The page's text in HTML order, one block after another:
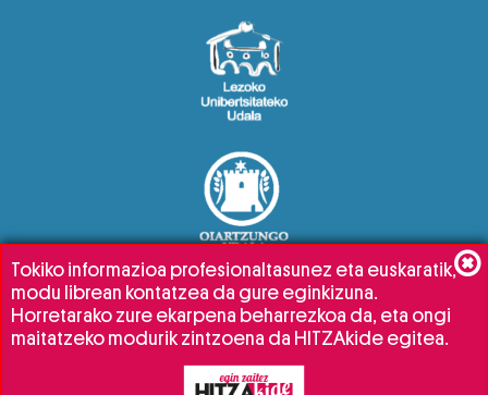
Tokiko informazioa profesionaltasunez eta euskaratik,
modu librean kontatzea da gure eginkizuna.
Horretarako zure ekarpena beharrezkoa da, eta ongi
maitatzeko modurik zintzoena da HITZAkide egitea.